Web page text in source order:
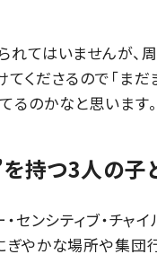
れてはいませんが、
くださるので「まだ
るのかなと思います。
持つ3人の子
センシティブ・チャ
ぎやかな場所や集団